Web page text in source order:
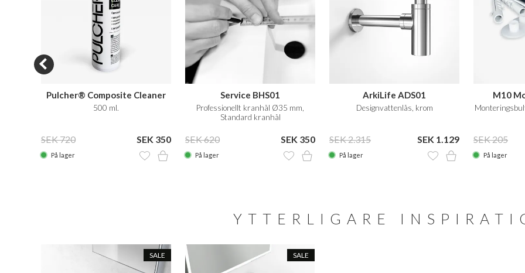
Pulcher® Composite Cleaner
Care
500 ml.
SEK 720 SEK 350
På lager
Service BHS01
Professionellt kranhål Ø35 mm,
Standard kranhål
SEK 620 SEK 350
På lager
ArkiLife ADS01
Designvattenlås, krom
SEK 2.315 SEK 1.129
På lager
M10
SEK 205
På lager
YTTERLIGARE
SALE SALE